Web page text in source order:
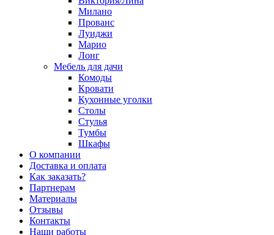
Милано
Прованс
Луиджи
Марио
Лонг
Мебель для дачи
Комоды
Кровати
Кухонные уголки
Столы
Стулья
Тумбы
Шкафы
О компании
Доставка и оплата
Как заказать?
Партнерам
Материалы
Отзывы
Контакты
Наши работы